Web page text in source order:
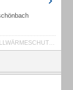
WASSERSCHADENBESEITIGUNG | WDVS | VOLLWÄRMESCHUTZ | VERPUTZERGESCHÄFT | TROCKENBAU | TAPEZIERARBEITEN | MALERGESCHÄFT | MALERARBEITEN | LACKIERARBEITEN | INNENRAUMGESTALTUNG | INNEN- AUSSENPUTZ | GERÜSTBAU | FASSADENSANIERUNG | FASSADENARBEIT | BAUSANIERUNG | ALTBAUSANIERUNG